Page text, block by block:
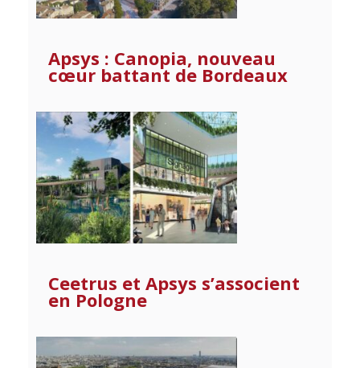
Apsys : Canopia, nouveau
cœur battant de Bordeaux
Ceetrus et Apsys s’associent
en Pologne